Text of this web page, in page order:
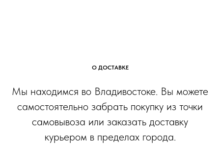
О ДОСТАВКЕ
Мы находимся во Владивостоке. Вы можете
самостоятельно забрать покупку из точки
самовывоза или заказать доставку
курьером в пределах города.